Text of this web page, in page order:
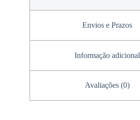
Envios e Prazos
Informação adicional
Avaliações (0)